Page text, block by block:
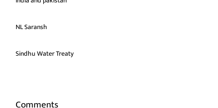
NL Saransh
Sindhu Water Treaty
Comments